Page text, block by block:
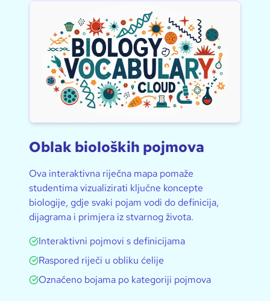
Oblak bioloških pojmova
Ova interaktivna riječna mapa pomaže
studentima vizualizirati ključne koncepte
biologije, gdje svaki pojam vodi do definicija,
dijagrama i primjera iz stvarnog života.
Interaktivni pojmovi s definicijama
Raspored riječi u obliku ćelije
Označeno bojama po kategoriji pojmova